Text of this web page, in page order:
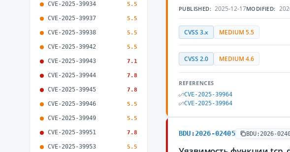
CVE-2025-39934 5.5
CVE-2025-39937 5.5
CVE-2025-39938 5.5
CVE-2025-39942 5.5
CVE-2025-39943 7.1
CVE-2025-39944 7.8
CVE-2025-39945 7.8
CVE-2025-39946 5.5
CVE-2025-39949 5.5
CVE-2025-39951 7.8
CVE-2025-39953 5.5
PUBLISHED: 2025-12-17MODIFIED:
CVSS 3.x MEDIUM 5.5
CVSS 2.0 MEDIUM 4.6
REFERENCES
CVE-2025-39964
CVE-2025-39964
BDU:2026-02405 BDU:2026-